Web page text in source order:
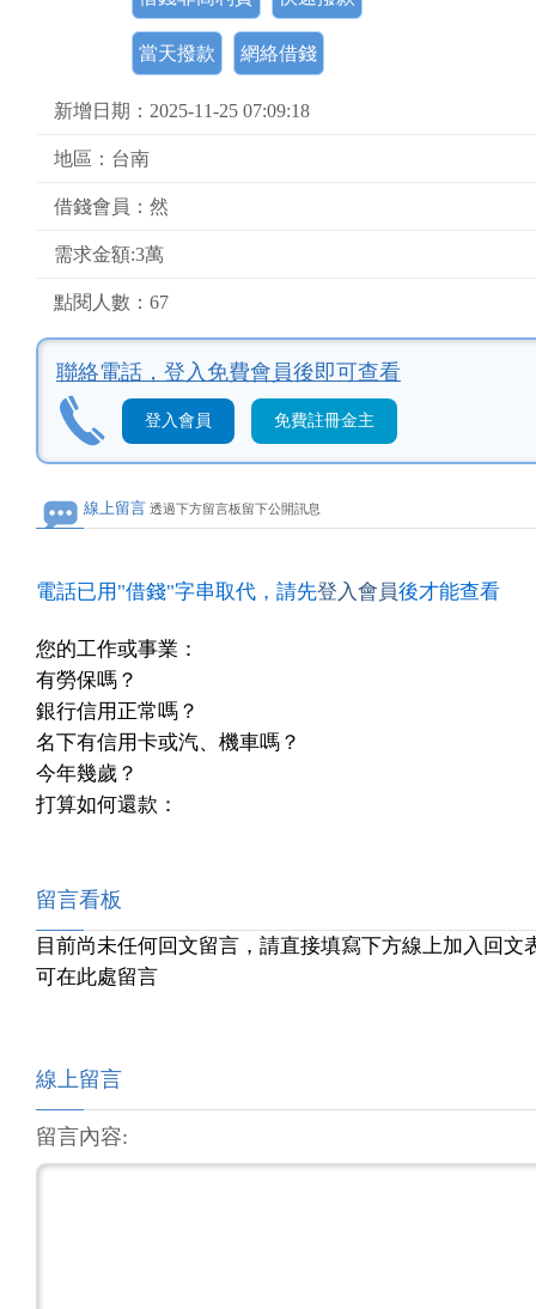
當天撥款 網絡借錢
新增日期：2025-11-25 07:09:18
地區：台南
借錢會員：然
需求金額:3萬
點閱人數：67
聯絡電話， 登入免費會員後即可查看
登入會員 免費註冊金主
線上留言 透過下方留言板留下公開訊息
電話已用"借錢"字串取代，請先登入會員後才能查看
您的工作或事業：
有勞保嗎？
銀行信用正常嗎？
名下有信用卡或汽、機車嗎？
今年幾歲？
打算如何還款：
留言看板
目前尚未任何回文留言，請直接填寫下方線上加入回文
可在此處留言
線上留言
留言內容: